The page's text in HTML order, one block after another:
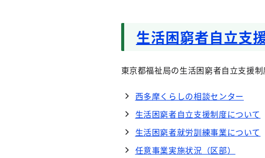
生活困窮者自立支
東京都福祉局の生活困窮者自立支援制
西多摩くらしの相談センター
生活困窮者自立支援制度について
生活困窮者就労訓練事業について
任意事業実施状況（区部）